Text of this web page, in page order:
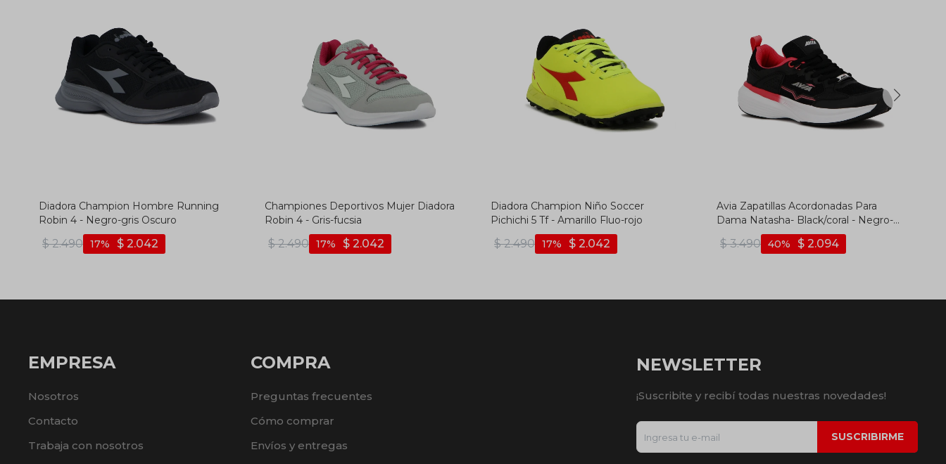
Diadora Champion Hombre Running
Robin 4 - Negro-gris Oscuro
$ 2.490 $ 2.042
17
Championes Deportivos Mujer Diadora
Robin 4 - Gris-fucsia
$ 2.490 $ 2.042
17
Diadora Champion Niño Soccer
Pichichi 5 Tf - Amarillo Fluo-rojo
$ 2.490 $ 2.042
17
Avia Zapatillas Acordonadas Para
Dama Natasha- Black/coral - Negro-
$ 3.490 $ 2.094
40
EMPRESA
Nosotros
Contacto
Trabaja con nosotros
COMPRA
Preguntas frecuentes
Cómo comprar
Envíos y entregas
NEWSLETTER
¡Suscribite y recibí todas nuestras novedades!
SUSCRIBIRME